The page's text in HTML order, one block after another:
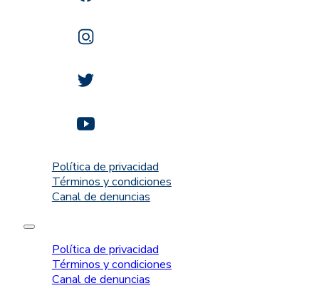
Política de privacidad
Términos y condiciones
Canal de denuncias
Política de privacidad
Términos y condiciones
Canal de denuncias